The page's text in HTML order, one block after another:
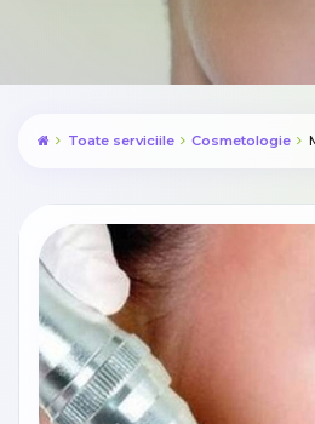
Toate serviciile Cosmetologie